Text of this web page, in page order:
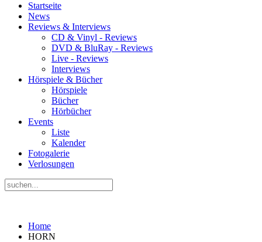
Startseite
News
Reviews & Interviews
CD & Vinyl - Reviews
DVD & BluRay - Reviews
Live - Reviews
Interviews
Hörspiele & Bücher
Hörspiele
Bücher
Hörbücher
Events
Liste
Kalender
Fotogalerie
Verlosungen
Home
HORN